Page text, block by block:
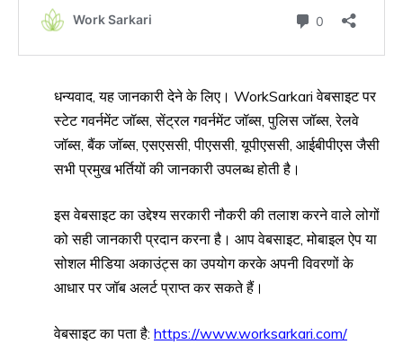
धन्यवाद, यह जानकारी देने के लिए। WorkSarkari वेबसाइट पर
स्टेट गवर्नमेंट जॉब्स, सेंट्रल गवर्नमेंट जॉब्स, पुलिस जॉब्स, रेलवे
जॉब्स, बैंक जॉब्स, एसएससी, पीएससी, यूपीएससी, आईबीपीएस जैसी
सभी प्रमुख भर्तियों की जानकारी उपलब्ध होती है।
इस वेबसाइट का उद्देश्य सरकारी नौकरी की तलाश करने वाले लोगों
को सही जानकारी प्रदान करना है। आप वेबसाइट, मोबाइल ऐप या
सोशल मीडिया अकाउंट्स का उपयोग करके अपनी विवरणों के
आधार पर जॉब अलर्ट प्राप्त कर सकते हैं।
वेबसाइट का पता है: https://www.worksarkari.com/